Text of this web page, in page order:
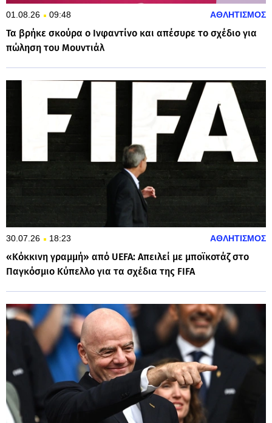
01.08.26 09:48 ΑΘΛΗΤΙΣΜΟΣ
Τα βρήκε σκούρα ο Ινφαντίνο και απέσυρε το σχέδιο για
πώληση του Μουντιάλ
30.07.26 18:23 ΑΘΛΗΤΙΣΜΟΣ
«Κόκκινη γραμμή» από UEFA: Απειλεί με μποϊκοτάζ στο
Παγκόσμιο Κύπελλο για τα σχέδια της FIFA